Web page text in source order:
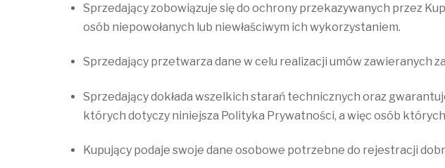
Sprzedający zobowiązuje się do ochrony przekazywanych przez
osób niepowołanych lub niewłaściwym ich wykorzystaniem.
Sprzedający przetwarza dane w celu realizacji umów zawieranych
Sprzedający dokłada wszelkich starań technicznych oraz
których dotyczy niniejsza Polityka Prywatności, a więc osób
Kupujący podaje swoje dane osobowe potrzebne do rejestracji